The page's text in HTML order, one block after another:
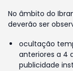
No âmbito do
deverão ser
ocultação
anteriores a 4
publicidade